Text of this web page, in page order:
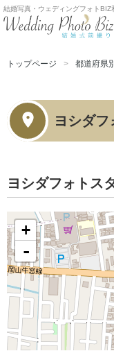
結婚写真・ウェディングフォトBIZ
トップページ 都道府県
ヨシダフ
ヨシダフォトス
+
-